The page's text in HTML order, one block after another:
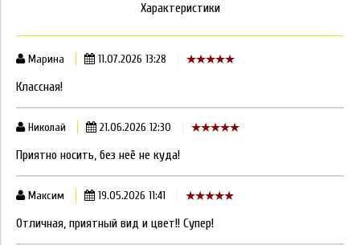
Характеристики
Марина 11.07.2026 13:28
Классная!
Николай 21.06.2026 12:30
Приятно носить, без неё не куда!
Максим 19.05.2026 11:41
Отличная, приятный вид и цвет!! Супер!